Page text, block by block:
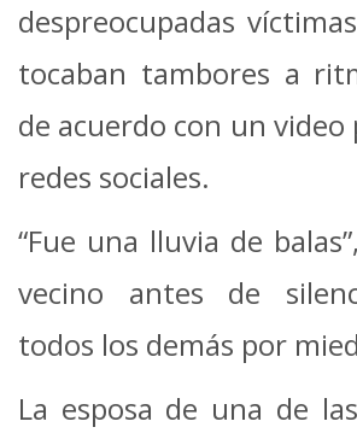
despreocupadas
tocaban tambores a
de acuerdo con un video
redes sociales.
“Fue una lluvia de
vecino antes de
todos los demás por
La esposa de una de